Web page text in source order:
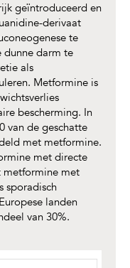
geïntroduceerd en
derivaat
te
dunne darm te
als
Metformine is
bescherming. In
van de geschatte
met metformine.
met directe
metformine met
sporadisch
landen
van 30%.